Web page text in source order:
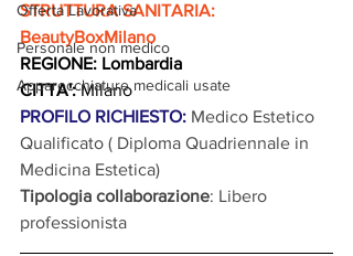
Offerta Lavorativa
Personale non medico
Apparecchiature medicali usate
STRUTTURA SANITARIA:
BeautyBoxMilano
REGIONE: Lombardia
CITTA': Milano
PROFILO RICHIESTO: Medico Estetico
Qualificato ( Diploma Quadriennale in
Medicina Estetica)
Tipologia collaborazione: Libero
professionista